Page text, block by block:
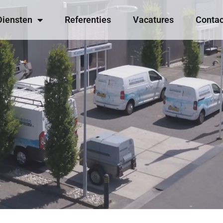
Referenties Vacatures